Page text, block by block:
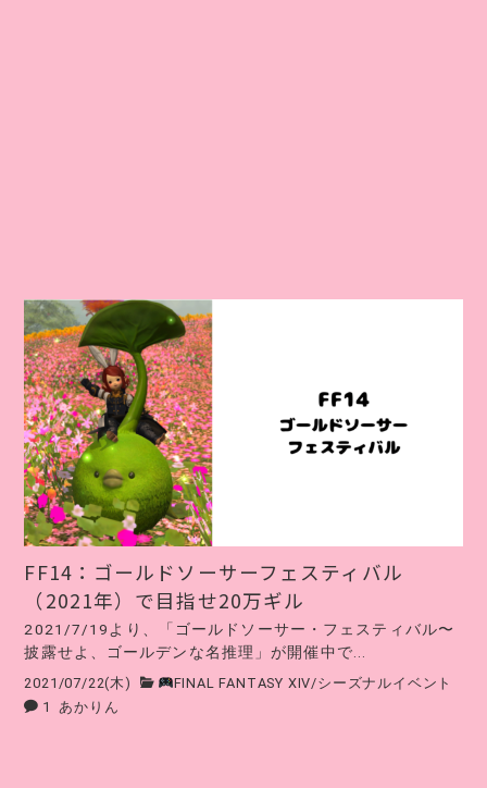
FF14：ゴールドソーサーフェスティバル
（2021年）で目指せ20万ギル
2021/7/19より、「ゴールドソーサー・フェスティバル〜
披露せよ、ゴールデンな名推理」が開催中で...
2021/07/22(木) FINAL FANTASY XIV/シーズナルイベント
1
あかりん